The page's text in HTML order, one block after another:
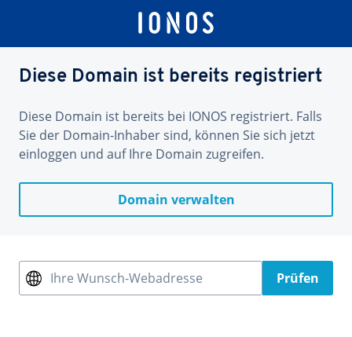
Diese Domain ist bereits registriert
Diese Domain ist bereits bei IONOS registriert. Falls
Sie der Domain-Inhaber sind, können Sie sich jetzt
einloggen und auf Ihre Domain zugreifen.
Domain verwalten
Ihre Wunsch-Webadresse Prüfen